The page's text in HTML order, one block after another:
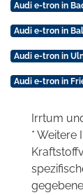
Audi e-tron in
Audi e-tron in
Audi e-tron in
Audi e-tron in
Irrtum
* Weitere